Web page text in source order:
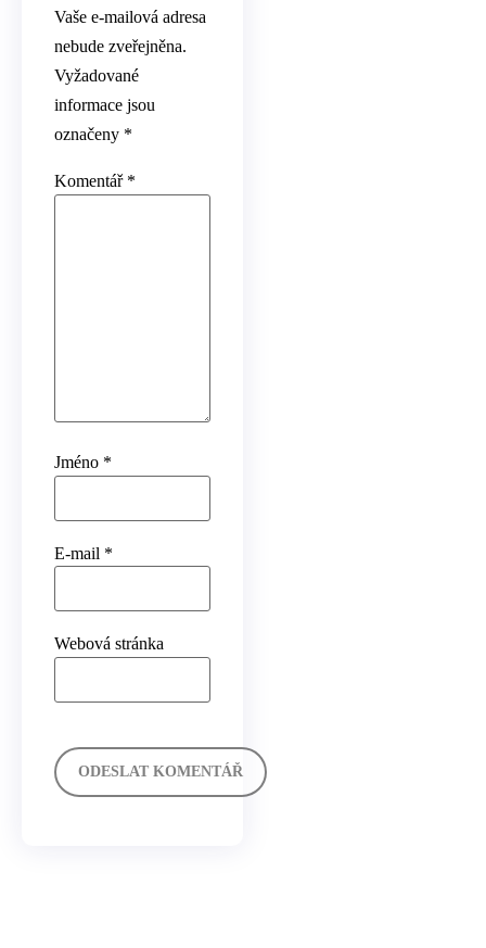
Vaše e-mailová adresa
nebude zveřejněna.
Vyžadované
informace jsou
označeny *
Komentář *
Jméno *
E-mail *
Webová stránka